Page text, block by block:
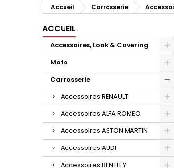
Accueil Carrosserie
ACCUEIL
Accessoires, Look & Covering
Moto
Carrosserie
Accessoires RENAULT
Accessoires ALFA ROMEO
Accessoires ASTON MARTIN
Accessoires AUDI
Accessoires BENTLEY